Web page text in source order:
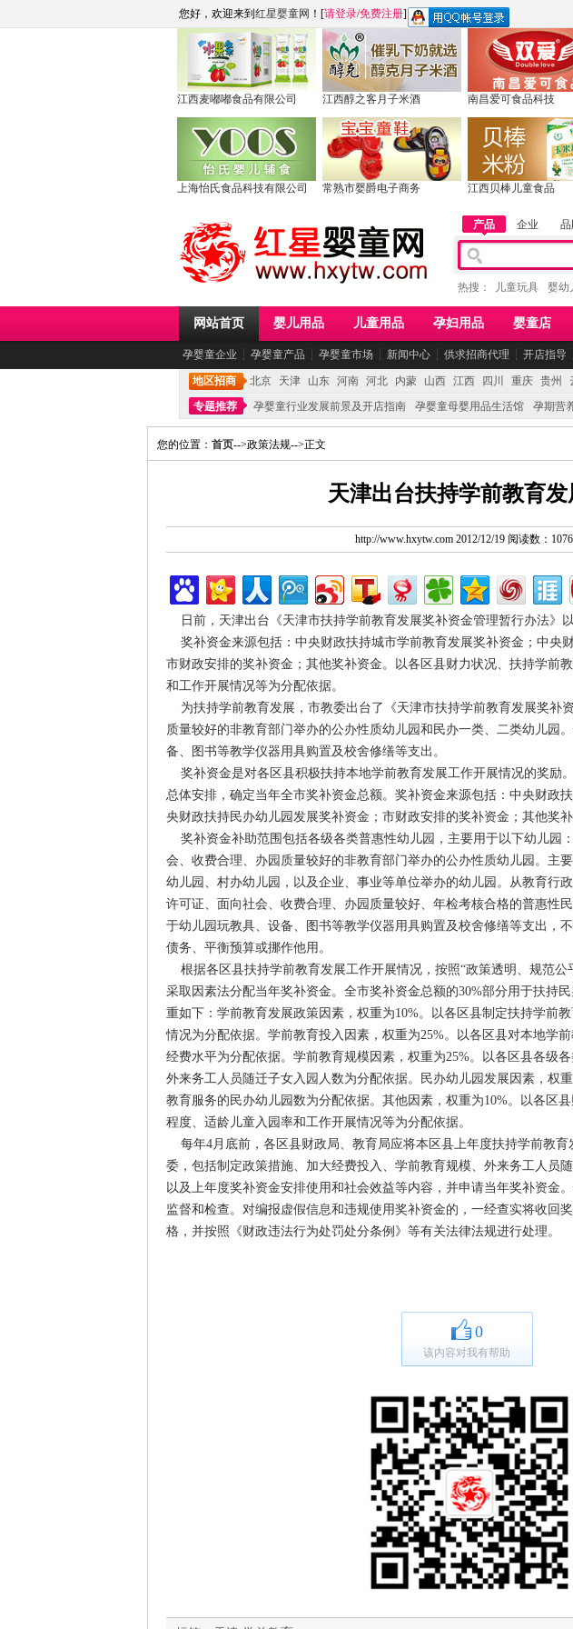
您好，欢迎来到 红星婴童网 ！[请登录/免费注册]
江西麦嘟嘟食品有限公司 江西醇之客月子米酒 南昌爱可食品科技
上海怡氏食品科技有限公司 常熟市婴爵电子商务 江西贝棒儿童食品
产品 企业
热搜： 儿童玩具 婴幼
网站首页 婴儿用品 儿童用品 孕妇用品 婴童店
孕婴童企业 ┆ 孕婴童产品 ┆ 孕婴童市场 ┆ 新闻中心 ┆ 供求招商代理 ┆ 开店指导
地区招商 北京 天津 山东 河南 河北 内蒙 山西 江西 四川 重庆 贵州
专题推荐
孕婴童行业发展前景及开店指南 孕婴童母婴用品生活馆 孕期营
您的位置： 首页-->政策法规-->正文
天津出台扶持学前教育发
http://www.hxytw.com 2012/12/19 阅读数：
日前，天津出台《天津市扶持学前教育发展奖补资金管理暂行办法》以
奖补资金来源包括：中央财政扶持城市学前教育发展奖补资金；中央
市财政安排的奖补资金；其他奖补资金。以各区县财力状况、扶持学前
和工作开展情况等为分配依据。
为扶持学前教育发展，市教委出台了《天津市扶持学前教育发展奖补
质量较好的非教育部门举办的公办性质幼儿园和民办一类、二类幼儿园
备、图书等教学仪器用具购置及校舍修缮等支出。
奖补资金是对各区县积极扶持本地学前教育发展工作开展情况的奖励
总体安排，确定当年全市奖补资金总额。奖补资金来源包括：中央财政
央财政扶持民办幼儿园发展奖补资金；市财政安排的奖补资金；其他奖补
奖补资金补助范围包括各级各类普惠性幼儿园，主要用于以下幼儿园
会、收费合理、办园质量较好的非教育部门举办的公办性质幼儿园。主
幼儿园、村办幼儿园，以及企业、事业等单位举办的幼儿园。从教育行
许可证、面向社会、收费合理、办园质量较好、年检考核合格的普惠性
于幼儿园玩教具、设备、图书等教学仪器用具购置及校舍修缮等支出，
债务、平衡预算或挪作他用。
根据各区县扶持学前教育发展工作开展情况，按照“政策透明、规范公
采取因素法分配当年奖补资金。全市奖补资金总额的30%部分用于扶持
重如下：学前教育发展政策因素，权重为10%。以各区县制定扶持学前
情况为分配依据。学前教育投入因素，权重为25%。以各区县对本地学
经费水平为分配依据。学前教育规模因素，权重为25%。以各区县各级
外来务工人员随迁子女入园人数为分配依据。民办幼儿园发展因素，权
教育服务的民办幼儿园数为分配依据。其他因素，权重为10%。以各区
程度、适龄儿童入园率和工作开展情况等为分配依据。
每年4月底前，各区县财政局、教育局应将本区县上年度扶持学前教育
委，包括制定政策措施、加大经费投入、学前教育规模、外来务工人员
以及上年度奖补资金安排使用和社会效益等内容，并申请当年奖补资金
监督和检查。对编报虚假信息和违规使用奖补资金的，一经查实将收回
格，并按照《财政违法行为处罚处分条例》等有关法律法规进行处理。
0
该内容对我有帮助